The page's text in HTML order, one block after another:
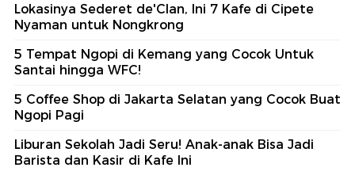
Lokasinya Sederet de'Clan, Ini 7 Kafe di Cipete
Nyaman untuk Nongkrong
5 Tempat Ngopi di Kemang yang Cocok Untuk
Santai hingga WFC!
5 Coffee Shop di Jakarta Selatan yang Cocok Buat
Ngopi Pagi
Liburan Sekolah Jadi Seru! Anak-anak Bisa Jadi
Barista dan Kasir di Kafe Ini